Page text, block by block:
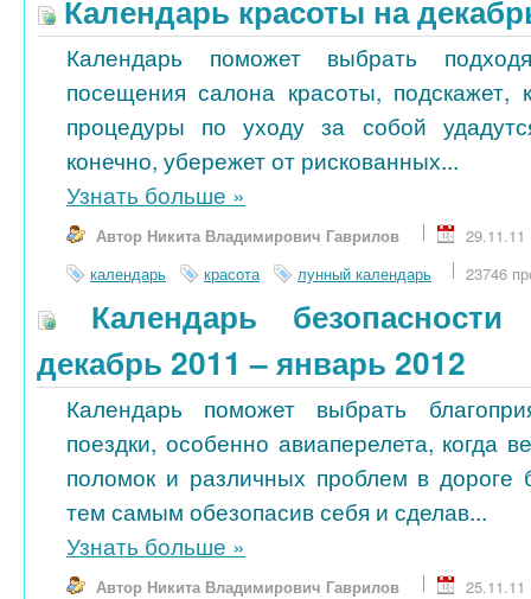
Календарь красоты на
Календарь поможет выбрать
посещения салона красоты, подскажет,
процедуры по уходу за собой
конечно, убережет от рискованных...
Узнать больше »
Автор Никита Владимирович Гаврилов
29.11.11
календарь
красота лунный календарь 23746
Календарь
декабрь 2011 – январь 2012
Календарь поможет выбрать
поездки, особенно авиаперелета, когда
поломок и различных проблем в дороге
тем самым обезопасив себя и сделав...
Узнать больше »
Автор Никита Владимирович Гаврилов
25.11.11